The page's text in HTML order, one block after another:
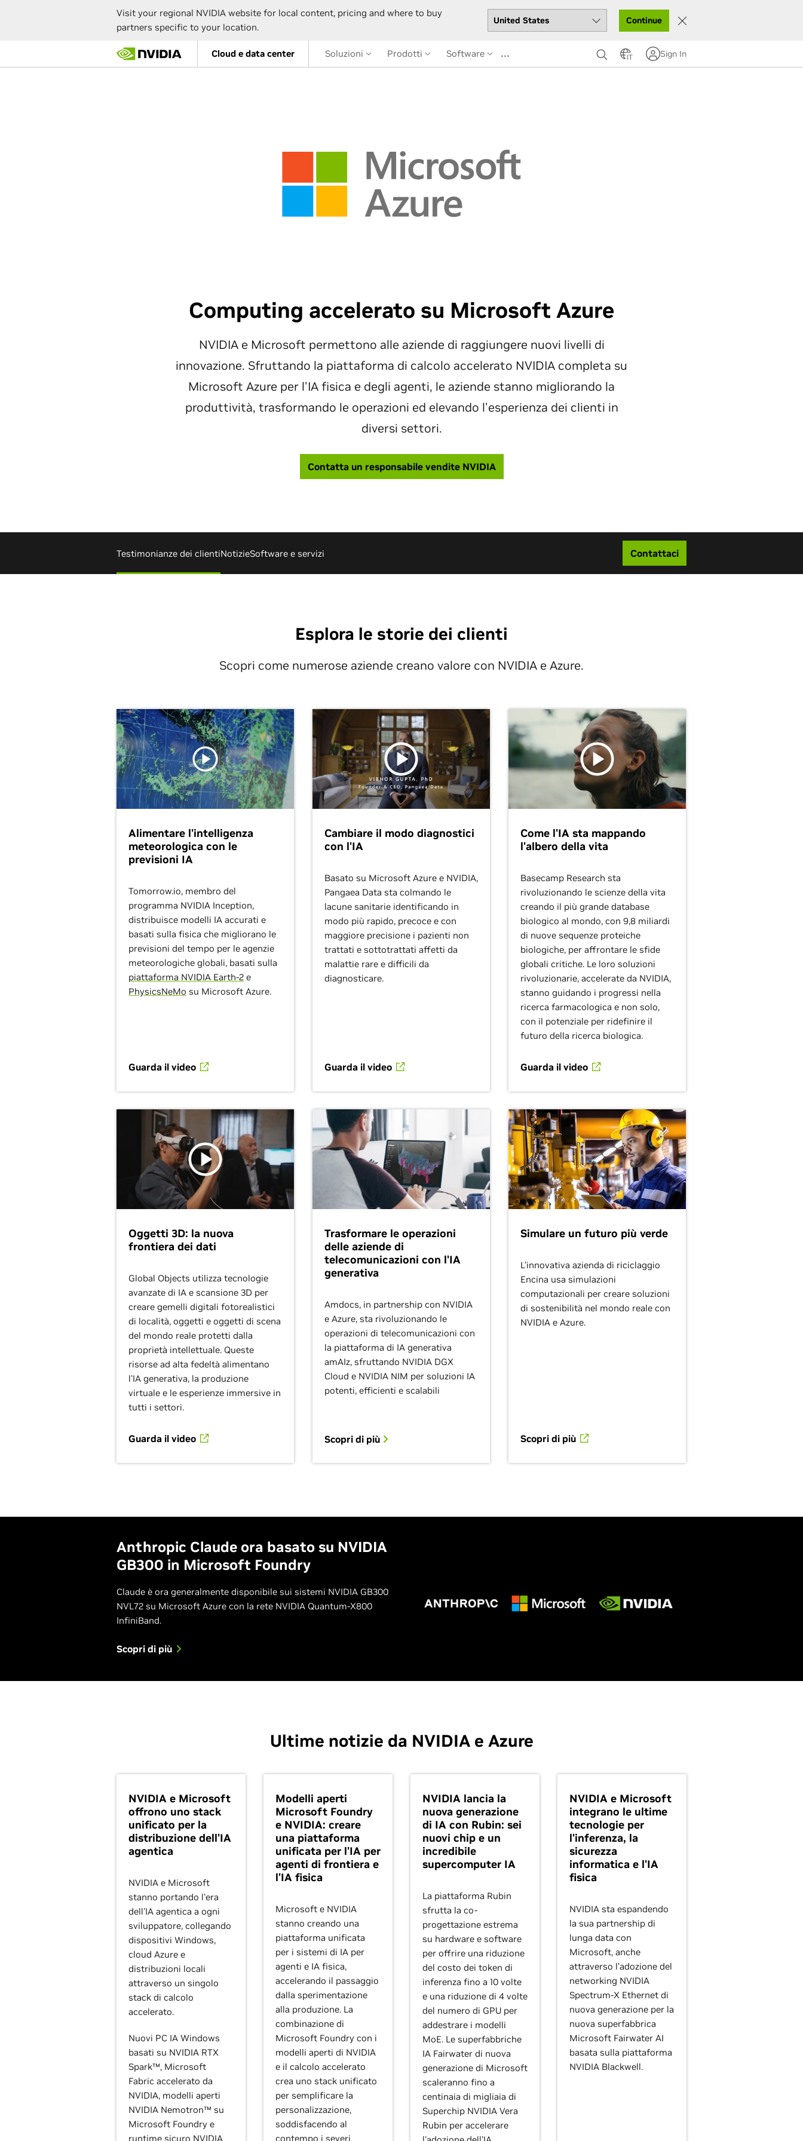
Visit your regional NVIDIA website for local content, pricing and where to buy
partners specific to your location.
Continue
main
Cloud e data center Soluzioni Prodotti Software … IT Sign In
Computing accelerato su Microsoft Azure
NVIDIA e Microsoft permettono alle aziende di raggiungere nuovi livelli di
innovazione. Sfruttando la piattaforma di calcolo accelerato NVIDIA completa su
Microsoft Azure per l'IA fisica e degli agenti, le aziende stanno migliorando la
produttività, trasformando le operazioni ed elevando l'esperienza dei clienti in
diversi settori.
Contatta un responsabile vendite NVIDIA
Testimonianze dei clientiNotizieSoftware e servizi Contattaci
Esplora le storie dei clienti
Scopri come numerose aziende creano valore con NVIDIA e Azure.
Alimentare l'intelligenza
meteorologica con le
previsioni IA
Tomorrow.io, membro del
programma NVIDIA Inception,
distribuisce modelli IA accurati e
basati sulla fisica che migliorano le
previsioni del tempo per le agenzie
meteorologiche globali, basati sulla
piattaforma NVIDIA Earth-2 e
PhysicsNeMo su Microsoft Azure.
Guarda il video
Cambiare il modo diagnostici
con l'IA
Basato su Microsoft Azure e NVIDIA,
Pangaea Data sta colmando le
lacune sanitarie identificando in
modo più rapido, precoce e con
maggiore precisione i pazienti non
trattati e sottotrattati affetti da
malattie rare e difficili da
diagnosticare.
Guarda il video
Come l'IA sta mappando
l'albero della vita
Basecamp Research sta
rivoluzionando le scienze della vita
creando il più grande database
biologico al mondo, con 9,8 miliardi
di nuove sequenze proteiche
biologiche, per affrontare le sfide
globali critiche. Le loro soluzioni
rivoluzionarie, accelerate da NVIDIA,
stanno guidando i progressi nella
ricerca farmacologica e non solo,
con il potenziale per ridefinire il
futuro della ricerca biologica.
Guarda il video
Oggetti 3D: la nuova
frontiera dei dati
Global Objects utilizza tecnologie
avanzate di IA e scansione 3D per
creare gemelli digitali fotorealistici
di località, oggetti e oggetti di scena
del mondo reale protetti dalla
proprietà intellettuale. Queste
risorse ad alta fedeltà alimentano
l'IA generativa, la produzione
virtuale e le esperienze immersive in
tutti i settori.
Guarda il video
Trasformare le operazioni
delle aziende di
telecomunicazioni con l'IA
generativa
Amdocs, in partnership con NVIDIA
e Azure, sta rivoluzionando le
operazioni di telecomunicazioni con
la piattaforma di IA generativa
amAIz, sfruttando NVIDIA DGX
Cloud e NVIDIA NIM per soluzioni IA
potenti, efficienti e scalabili
Scopri di più
Simulare un futuro più verde
L'innovativa azienda di riciclaggio
Encina usa simulazioni
computazionali per creare soluzioni
di sostenibilità nel mondo reale con
NVIDIA e Azure.
Scopri di più
Anthropic Claude ora basato su NVIDIA
GB300 in Microsoft Foundry
Claude è ora generalmente disponibile sui sistemi NVIDIA GB300
NVL72 su Microsoft Azure con la rete NVIDIA Quantum-X800
InfiniBand.
Scopri di più
Ultime notizie da NVIDIA e Azure
NVIDIA e Microsoft
offrono uno stack
unificato per la
distribuzione dell'IA
agentica
NVIDIA e Microsoft
stanno portando l'era
dell'IA agentica a ogni
sviluppatore, collegando
dispositivi Windows,
cloud Azure e
distribuzioni locali
attraverso un singolo
stack di calcolo
accelerato.
Nuovi PC IA Windows
basati su NVIDIA RTX
Spark™, Microsoft
Fabric accelerato da
NVIDIA, modelli aperti
NVIDIA Nemotron™ su
Microsoft Foundry e
runtime sicuro NVIDIA
Modelli aperti
Microsoft Foundry
e NVIDIA: creare
una piattaforma
unificata per l'IA per
agenti di frontiera e
l'IA fisica
Microsoft e NVIDIA
stanno creando una
piattaforma unificata
per i sistemi di IA per
agenti e IA fisica,
accelerando il passaggio
dalla sperimentazione
alla produzione. La
combinazione di
Microsoft Foundry con i
modelli aperti di NVIDIA
e il calcolo accelerato
crea uno stack unificato
per semplificare la
personalizzazione,
soddisfacendo al
contempo i severi
NVIDIA lancia la
nuova generazione
di IA con Rubin: sei
nuovi chip e un
incredibile
supercomputer IA
La piattaforma Rubin
sfrutta la co-
progettazione estrema
su hardware e software
per offrire una riduzione
del costo dei token di
inferenza fino a 10 volte
e una riduzione di 4 volte
del numero di GPU per
addestrare i modelli
MoE. Le superfabbriche
IA Fairwater di nuova
generazione di Microsoft
scaleranno fino a
centinaia di migliaia di
Superchip NVIDIA Vera
Rubin per accelerare
NVIDIA e Microsoft
integrano le ultime
tecnologie per
l'inferenza, la
sicurezza
informatica e l'IA
fisica
NVIDIA sta espandendo
la sua partnership di
lunga data con
Microsoft, anche
attraverso l'adozione del
networking NVIDIA
Spectrum-X Ethernet di
nuova generazione per la
nuova superfabbrica
Microsoft Fairwater AI
basata sulla piattaforma
NVIDIA Blackwell.